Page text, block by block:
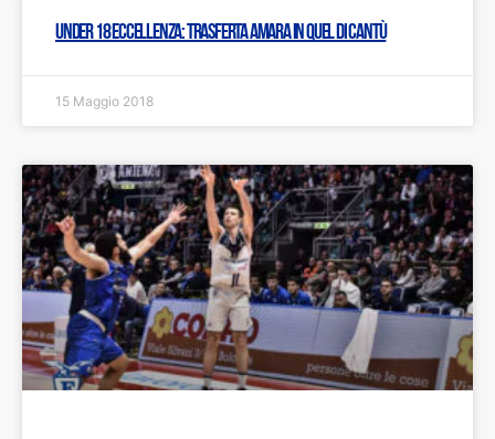
Under 18 eccellenza: trasferta amara in quel di Cantù
15 Maggio 2018